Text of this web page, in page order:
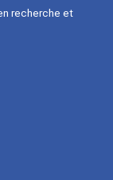
recherche et